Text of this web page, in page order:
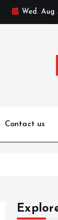
Wed. Aug
Contact us